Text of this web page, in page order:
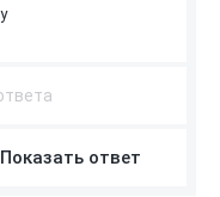
Показать ответ